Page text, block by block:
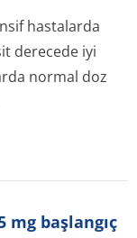
hastalarda
derecede iyi
normal doz
mg başlangıç